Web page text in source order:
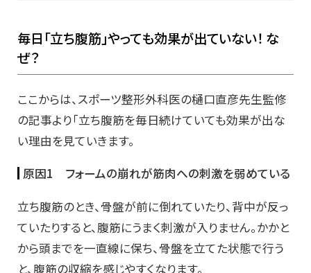
毎日「立ち腹筋」やっても効果が出ていない！ な
ぜ？
ここからは、スポーツ整形外科医の樋口直彦先生監修
の記事より「立ち腹筋を毎日続けていても効果が出な
い理由を見ていきます。
原因1 フォームの崩れが筋肉への刺激を弱めている
立ち腹筋のとき、骨盤が前に倒れていたり、背中が反っ
ていたりすると、腹筋にうまく刺激が入りません。かかと
から頭までを一直線に保ち、骨盤を立てた状態で行う
と、腹筋の収縮を感じやすくなります。